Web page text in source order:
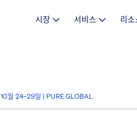
시장 서비스 리소
월 24~29일 | PURE GLOBAL